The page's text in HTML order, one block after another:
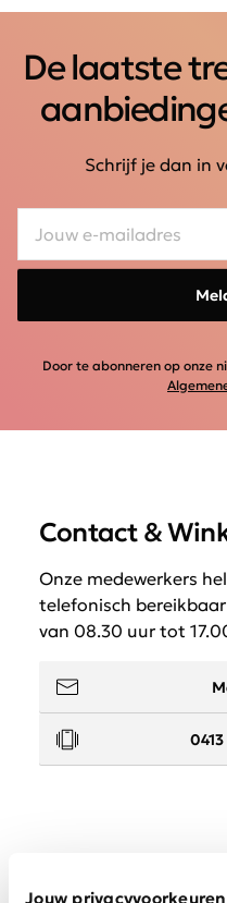
Jouw privacyvoorkeuren
De laatste
Schrijf je dan in
Door te abonneren op onze
Contact &
Onze medewerkers
telefonisch
van 08.30 uur tot